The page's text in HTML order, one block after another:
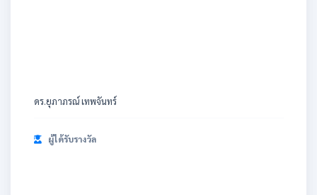
ดร.ยุภาภรณ์ เทพจันทร์
ผู้ได้รับรางวัล